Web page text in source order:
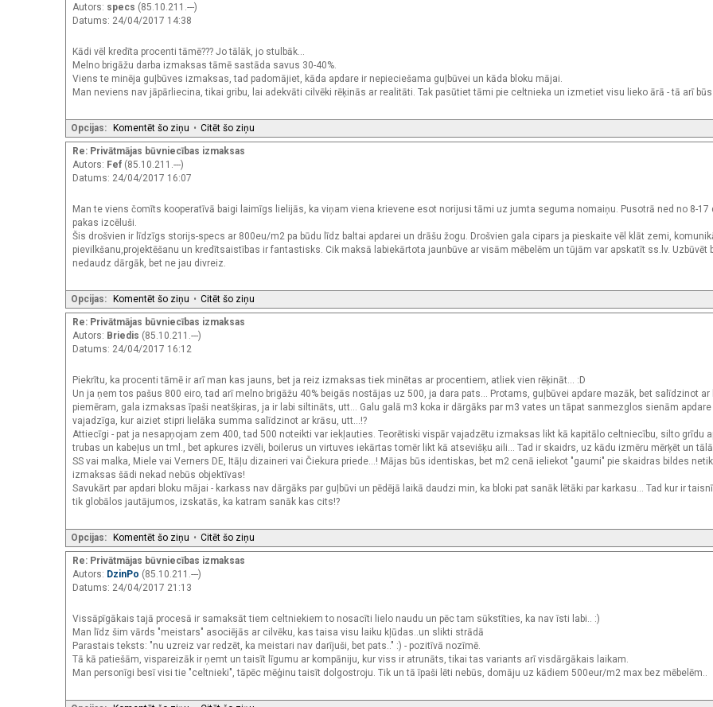
Autors: specs (85.10.211.---)
Datums: 24/04/2017 14:38
Kādi vēl kredīta procenti tāmē??? Jo tālāk, jo stulbāk...
Melno brigāžu darba izmaksas tāmē sastāda savus 30-40%.
Viens te minēja guļbūves izmaksas, tad padomājiet, kāda apdare ir nepieciešama guļbūvei un kāda bloku mājai.
Man neviens nav jāpārliecina, tikai gribu, lai adekvāti cilvēki rēķinās ar realitāti. Tak pasūtiet tāmi pie celtnieka un izmetiet visu lieko ārā - tā arī
Opcijas: Komentēt šo ziņu • Citēt šo ziņu
Re: Privātmājas būvniecības izmaksas
Autors: Fef (85.10.211.---)
Datums: 24/04/2017 16:07
Man te viens čomīts kooperatīvā baigi laimīgs lielijās, ka viņam viena krievene esot norijusi tāmi uz jumta seguma nomaiņu. Pusotrā ned no 8-17
pakas izcēluši.
Šis drošvien ir līdzīgs storijs-specs ar 800eu/m2 pa būdu līdz baltai apdarei un drāšu žogu. Drošvien gala cipars ja pieskaite vēl klāt zemi,
pievilkšanu,projektēšanu un kredītsaistības ir fantastisks. Cik maksā labiekārtota jaunbūve ar visām mēbelēm un tūjām var apskatīt ss.lv. Uzbūvēt
nedaudz dārgāk, bet ne jau divreiz.
Opcijas: Komentēt šo ziņu • Citēt šo ziņu
Re: Privātmājas būvniecības izmaksas
Autors: Briedis (85.10.211.---)
Datums: 24/04/2017 16:12
Piekrītu, ka procenti tāmē ir arī man kas jauns, bet ja reiz izmaksas tiek minētas ar procentiem, atliek vien rēķināt... :D
Un ja ņem tos pašus 800 eiro, tad arī melno brigāžu 40% beigās nostājas uz 500, ja dara pats... Protams, guļbūvei apdare mazāk, bet salīdzinot ar
piemēram, gala izmaksas īpaši neatšķiras, ja ir labi siltināts, utt... Galu galā m3 koka ir dārgāks par m3 vates un tāpat sanmezglos sienām apdare
vajadzīga, kur aiziet stipri lielāka summa salīdzinot ar krāsu, utt...!?
Attiecīgi - pat ja nesapņojam zem 400, tad 500 noteikti var iekļauties. Teorētiski vispār vajadzētu izmaksas likt kā kapitālo celtniecību, silto grīdu
trubas un kabeļus un tml., bet apkures izvēli, boilerus un virtuves iekārtas tomēr likt kā atsevišķu aili... Tad ir skaidrs, uz kādu izmēru mērķēt un
SS vai malka, Miele vai Verners DE, Itāļu dizaineri vai Čiekura priede...! Mājas būs identiskas, bet m2 cenā ieliekot "gaumi" pie skaidras bildes
izmaksas šādi nekad nebūs objektīvas!
Savukārt par apdari bloku mājai - karkass nav dārgāks par guļbūvi un pēdējā laikā daudzi min, ka bloki pat sanāk lētāki par karkasu... Tad kur ir
tik globālos jautājumos, izskatās, ka katram sanāk kas cits!?
Opcijas: Komentēt šo ziņu • Citēt šo ziņu
Re: Privātmājas būvniecības izmaksas
Autors: DzinPo (85.10.211.---)
Datums: 24/04/2017 21:13
Vissāpīgākais tajā procesā ir samaksāt tiem celtniekiem to nosacīti lielo naudu un pēc tam sūkstīties, ka nav īsti labi.. :)
Man līdz šim vārds "meistars" asociējās ar cilvēku, kas taisa visu laiku kļūdas..un slikti strādā
Parastais teksts: "nu uzreiz var redzēt, ka meistari nav darījuši, bet pats.." :) - pozitīvā nozīmē.
Tā kā patiešām, vispareizāk ir ņemt un taisīt līgumu ar kompāniju, kur viss ir atrunāts, tikai tas variants arī visdārgākais laikam.
Man personīgi besī visi tie "celtnieki", tāpēc mēģinu taisīt dolgostroju. Tik un tā īpaši lēti nebūs, domāju uz kādiem 500eur/m2 max bez mēbelēm..